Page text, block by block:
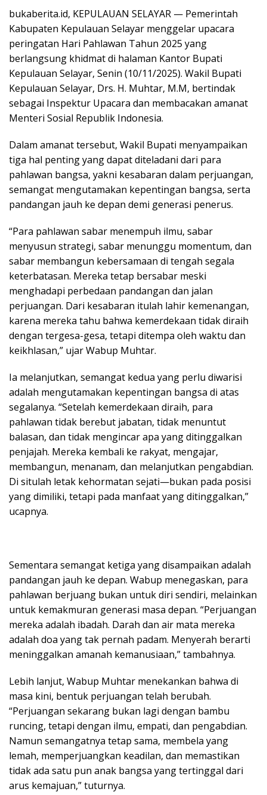
bukaberita.id, KEPULAUAN SELAYAR — Pemerintah
Kabupaten Kepulauan Selayar menggelar upacara
peringatan Hari Pahlawan Tahun 2025 yang
berlangsung khidmat di halaman Kantor Bupati
Kepulauan Selayar, Senin (10/11/2025). Wakil Bupati
Kepulauan Selayar, Drs. H. Muhtar, M.M, bertindak
sebagai Inspektur Upacara dan membacakan amanat
Menteri Sosial Republik Indonesia.
Dalam amanat tersebut, Wakil Bupati menyampaikan
tiga hal penting yang dapat diteladani dari para
pahlawan bangsa, yakni kesabaran dalam perjuangan,
semangat mengutamakan kepentingan bangsa, serta
pandangan jauh ke depan demi generasi penerus.
“Para pahlawan sabar menempuh ilmu, sabar
menyusun strategi, sabar menunggu momentum, dan
sabar membangun kebersamaan di tengah segala
keterbatasan. Mereka tetap bersabar meski
menghadapi perbedaan pandangan dan jalan
perjuangan. Dari kesabaran itulah lahir kemenangan,
karena mereka tahu bahwa kemerdekaan tidak diraih
dengan tergesa-gesa, tetapi ditempa oleh waktu dan
keikhlasan,” ujar Wabup Muhtar.
Ia melanjutkan, semangat kedua yang perlu diwarisi
adalah mengutamakan kepentingan bangsa di atas
segalanya. “Setelah kemerdekaan diraih, para
pahlawan tidak berebut jabatan, tidak menuntut
balasan, dan tidak mengincar apa yang ditinggalkan
penjajah. Mereka kembali ke rakyat, mengajar,
membangun, menanam, dan melanjutkan pengabdian.
Di situlah letak kehormatan sejati—bukan pada posisi
yang dimiliki, tetapi pada manfaat yang ditinggalkan,”
ucapnya.
Sementara semangat ketiga yang disampaikan adalah
pandangan jauh ke depan. Wabup menegaskan, para
pahlawan berjuang bukan untuk diri sendiri, melainkan
untuk kemakmuran generasi masa depan. “Perjuangan
mereka adalah ibadah. Darah dan air mata mereka
adalah doa yang tak pernah padam. Menyerah berarti
meninggalkan amanah kemanusiaan,” tambahnya.
Lebih lanjut, Wabup Muhtar menekankan bahwa di
masa kini, bentuk perjuangan telah berubah.
“Perjuangan sekarang bukan lagi dengan bambu
runcing, tetapi dengan ilmu, empati, dan pengabdian.
Namun semangatnya tetap sama, membela yang
lemah, memperjuangkan keadilan, dan memastikan
tidak ada satu pun anak bangsa yang tertinggal dari
arus kemajuan,” tuturnya.